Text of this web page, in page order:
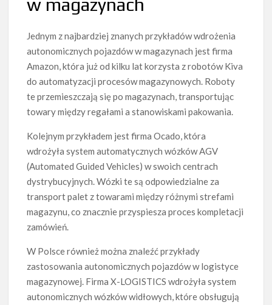
w magazynach
Jednym z najbardziej znanych przykładów wdrożenia
autonomicznych pojazdów w magazynach jest firma
Amazon, która już od kilku lat korzysta z robotów Kiva
do automatyzacji procesów magazynowych. Roboty
te przemieszczają się po magazynach, transportując
towary między regałami a stanowiskami pakowania.
Kolejnym przykładem jest firma Ocado, która
wdrożyła system automatycznych wózków AGV
(Automated Guided Vehicles) w swoich centrach
dystrybucyjnych. Wózki te są odpowiedzialne za
transport palet z towarami między różnymi strefami
magazynu, co znacznie przyspiesza proces kompletacji
zamówień.
W Polsce również można znaleźć przykłady
zastosowania autonomicznych pojazdów w logistyce
magazynowej. Firma X-LOGISTICS wdrożyła system
autonomicznych wózków widłowych, które obsługują